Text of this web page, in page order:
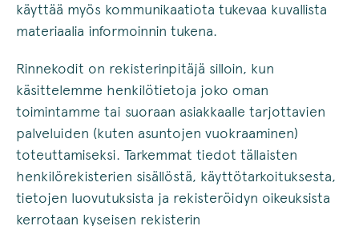
käyttää myös kommunikaatiota tukevaa kuvallista
materiaalia informoinnin tukena.
Rinnekodit on rekisterinpitäjä silloin, kun
käsittelemme henkilötietoja joko oman
toimintamme tai suoraan asiakkaalle tarjottavien
palveluiden (kuten asuntojen vuokraaminen)
toteuttamiseksi. Tarkemmat tiedot tällaisten
henkilörekisterien sisällöstä, käyttötarkoituksesta,
tietojen luovutuksista ja rekisteröidyn oikeuksista
kerrotaan kyseisen rekisterin